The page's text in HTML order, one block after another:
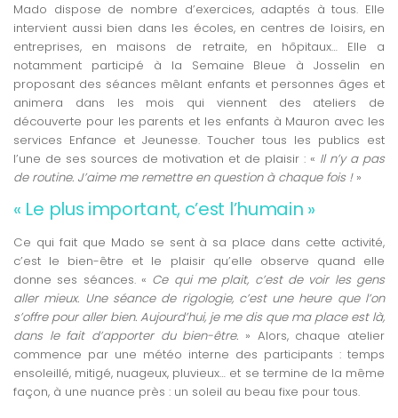
Mado dispose de nombre d’exercices, adaptés à tous. Elle
intervient aussi bien dans les écoles, en centres de loisirs, en
entreprises, en maisons de retraite, en hôpitaux… Elle a
notamment participé à la Semaine Bleue à Josselin en
proposant des séances mêlant enfants et personnes âges et
animera dans les mois qui viennent des ateliers de
découverte pour les parents et les enfants à Mauron avec les
services Enfance et Jeunesse. Toucher tous les publics est
l’une de ses sources de motivation et de plaisir : « Il n’y a pas
de routine. J’aime me remettre en question à chaque fois !»
« Le plus important, c’est l’humain »
Ce qui fait que Mado se sent à sa place dans cette activité,
c’est le bien-être et le plaisir qu’elle observe quand elle
donne ses séances. « Ce qui me plait, c’est de voir les gens
aller mieux. Une séance de rigologie, c’est une heure que l’on
s’offre pour aller bien. Aujourd’hui, je me dis que ma place est là,
dans le fait d’apporter du bien-être. » Alors, chaque atelier
commence par une météo interne des participants : temps
ensoleillé, mitigé, nuageux, pluvieux… et se termine de la même
façon, à une nuance près : un soleil au beau fixe pour tous.